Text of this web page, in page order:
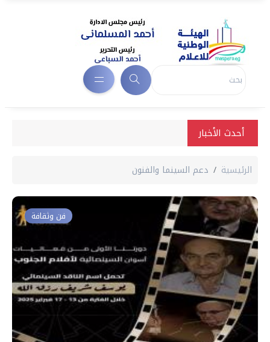
أحدث الأخبار
الرئيسية دعم السينما والفنون
فن وثقافة